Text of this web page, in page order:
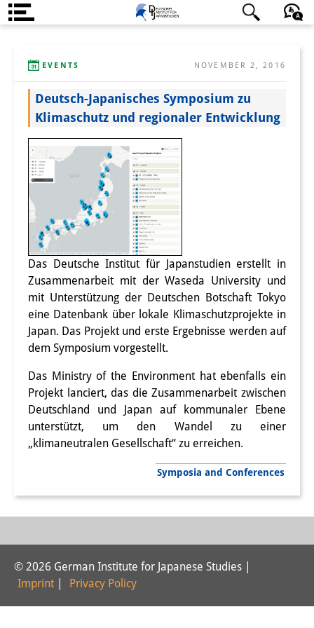
Institute
Team
Directorate
Research Team
Publications &
Science Communication
Research Support
Visiting Scholars
PhD Students
Interns
Research
Research Overview
Research cluster:
Sustainability in Japan
Research cluster:
Japan Transregional
EVENTS NOVEMBER 2, 2016
Deutsch-Japanisches Symposium zu
Klimaschutz und regionaler Entwicklung
Das Deutsche Institut für Japanstudien erstellt in
Zusammenarbeit mit der Waseda University und
mit Unterstützung der Deutschen Botschaft Tokyo
eine Datenbank über lokale Klimaschutzprojekte in
Japan. Das Projekt und erste Ergebnisse werden auf
dem Symposium vorgestellt.
Das Ministry of the Environment hat ebenfalls ein
Projekt lanciert, das die Zusammenarbeit zwischen
Deutschland und Japan auf kommunaler Ebene
unterstützt, um den Wandel zu einer
„klimaneutralen Gesellschaft“ zu erreichen.
Symposia and Conferences
© 2026 German Institute for Japanese Studies |
Imprint
Privacy Policy